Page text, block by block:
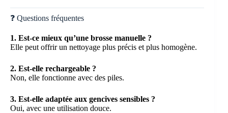
❓ Questions fréquentes
1. Est-ce mieux qu’une brosse manuelle ?
Elle peut offrir un nettoyage plus précis et plus homogène.
2. Est-elle rechargeable ?
Non, elle fonctionne avec des piles.
3. Est-elle adaptée aux gencives sensibles ?
Oui, avec une utilisation douce.